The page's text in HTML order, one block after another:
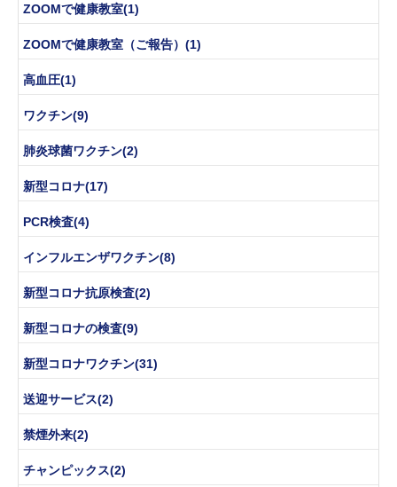
ZOOMで健康教室(1)
ZOOMで健康教室（ご報告）(1)
高血圧(1)
ワクチン(9)
肺炎球菌ワクチン(2)
新型コロナ(17)
PCR検査(4)
インフルエンザワクチン(8)
新型コロナ抗原検査(2)
新型コロナの検査(9)
新型コロナワクチン(31)
送迎サービス(2)
禁煙外来(2)
チャンピックス(2)